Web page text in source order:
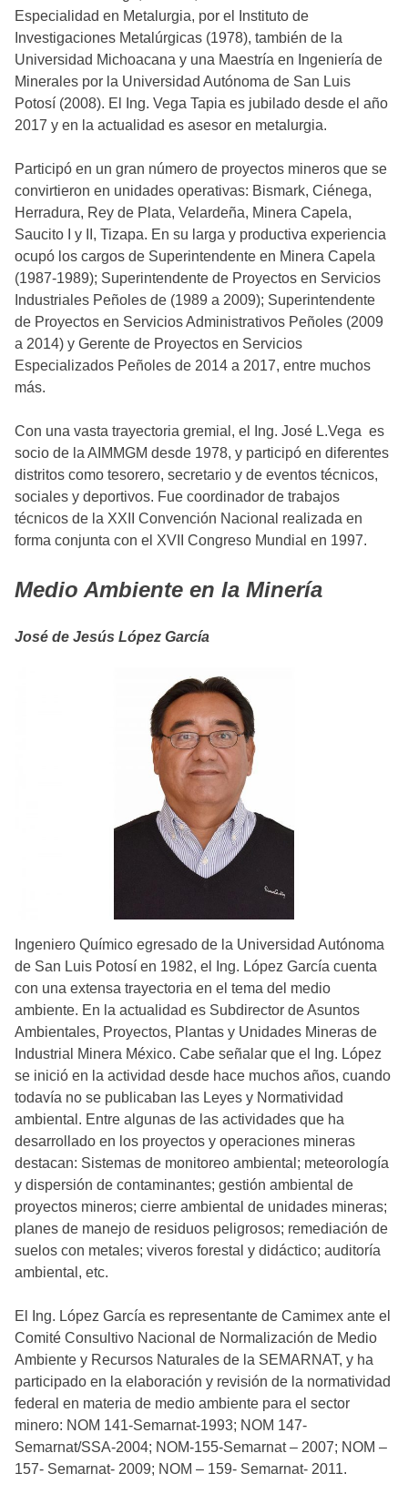
Especialidad en Metalurgia, por el Instituto de
Investigaciones Metalúrgicas (1978), también de la
Universidad Michoacana y una Maestría en Ingeniería de
Minerales por la Universidad Autónoma de San Luis
Potosí (2008). El Ing. Vega Tapia es jubilado desde el año
2017 y en la actualidad es asesor en metalurgia.
Participó en un gran número de proyectos mineros que se
convirtieron en unidades operativas: Bismark, Ciénega,
Herradura, Rey de Plata, Velardeña, Minera Capela,
Saucito I y II, Tizapa. En su larga y productiva experiencia
ocupó los cargos de Superintendente en Minera Capela
(1987-1989); Superintendente de Proyectos en Servicios
Industriales Peñoles de (1989 a 2009); Superintendente
de Proyectos en Servicios Administrativos Peñoles (2009
a 2014) y Gerente de Proyectos en Servicios
Especializados Peñoles de 2014 a 2017, entre muchos
más.
Con una vasta trayectoria gremial, el Ing. José L.Vega es
socio de la AIMMGM desde 1978, y participó en diferentes
distritos como tesorero, secretario y de eventos técnicos,
sociales y deportivos. Fue coordinador de trabajos
técnicos de la XXII Convención Nacional realizada en
forma conjunta con el XVII Congreso Mundial en 1997.
Medio Ambiente en la Minería
José de Jesús López García
Ingeniero Químico egresado de la Universidad Autónoma
de San Luis Potosí en 1982, el Ing. López García cuenta
con una extensa trayectoria en el tema del medio
ambiente. En la actualidad es Subdirector de Asuntos
Ambientales, Proyectos, Plantas y Unidades Mineras de
Industrial Minera México. Cabe señalar que el Ing. López
se inició en la actividad desde hace muchos años, cuando
todavía no se publicaban las Leyes y Normatividad
ambiental. Entre algunas de las actividades que ha
desarrollado en los proyectos y operaciones mineras
destacan: Sistemas de monitoreo ambiental; meteorología
y dispersión de contaminantes; gestión ambiental de
proyectos mineros; cierre ambiental de unidades mineras;
planes de manejo de residuos peligrosos; remediación de
suelos con metales; viveros forestal y didáctico; auditoría
ambiental, etc.
El Ing. López García es representante de Camimex ante el
Comité Consultivo Nacional de Normalización de Medio
Ambiente y Recursos Naturales de la SEMARNAT, y ha
participado en la elaboración y revisión de la normatividad
federal en materia de medio ambiente para el sector
minero: NOM 141-Semarnat-1993; NOM 147-
Semarnat/SSA-2004; NOM-155-Semarnat – 2007; NOM –
157- Semarnat- 2009; NOM – 159- Semarnat- 2011.